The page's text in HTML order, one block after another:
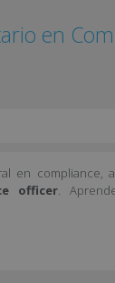
en
en compliance,
officer.